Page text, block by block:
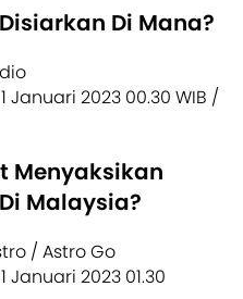
Di Mana?
Januari 2023 00.30 WIB /
Menyaksikan
Malaysia?
/ Astro Go
Januari 2023 01.30